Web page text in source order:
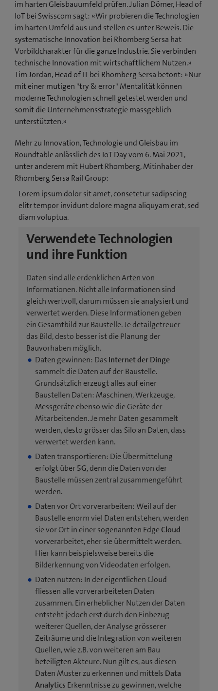
im harten Gleisbauumfeld prüfen. Julian Dömer, Head of
IoT bei Swisscom sagt: «Wir probieren die Technologien
im harten Umfeld aus und stellen es unter Beweis. Die
systematische Innovation bei Rhomberg Sersa hat
Vorbildcharakter für die ganze Industrie. Sie verbinden
technische Innovation mit wirtschaftlichem Nutzen.»
Tim Jordan, Head of IT bei Rhomberg Sersa betont: «Nur
mit einer mutigen "try & error" Mentalität können
moderne Technologien schnell getestet werden und
somit die Unternehmensstrategie massgeblich
unterstützten.»
Mehr zu Innovation, Technologie und Gleisbau im
Roundtable anlässlich des IoT Day vom 6. Mai 2021,
unter anderem mit Hubert Rhomberg, Mitinhaber der
Rhomberg Sersa Rail Group:
Lorem ipsum dolor sit amet, consetetur sadipscing
elitr tempor invidunt dolore magna aliquyam erat, sed
diam voluptua.
Verwendete Technologien
und ihre Funktion
Daten sind alle erdenklichen Arten von
Informationen. Nicht alle Informationen sind
gleich wertvoll, darum müssen sie analysiert und
verwertet werden. Diese Informationen geben
ein Gesamtbild zur Baustelle. Je detailgetreuer
das Bild, desto besser ist die Planung der
Bauvorhaben möglich.
Daten gewinnen: Das Internet der Dinge
sammelt die Daten auf der Baustelle.
Grundsätzlich erzeugt alles auf einer
Baustellen Daten: Maschinen, Werkzeuge,
Messgeräte ebenso wie die Geräte der
Mitarbeitenden. Je mehr Daten gesammelt
werden, desto grösser das Silo an Daten, dass
verwertet werden kann.
Daten transportieren: Die Übermittelung
erfolgt über5G, denn die Daten von der
Baustelle müssen zentral zusammengeführt
werden.
Daten vor Ort vorverarbeiten: Weil auf der
Baustelle enorm viel Daten entstehen, werden
sie vor Ort in einer sogenannten EdgeCloud
vorverarbeitet, eher sie übermittelt werden.
Hier kann beispielsweise bereits die
Bilderkennung von Videodaten erfolgen.
Daten nutzen: In der eigentlichen Cloud
fliessen alle vorverarbeiteten Daten
zusammen. Ein erheblicher Nutzen der Daten
entsteht jedoch erst durch den Einbezug
weiterer Quellen, der Analyse grösserer
Zeiträume und die Integration von weiteren
Quellen, wie z.B. von weiteren am Bau
beteiligten Akteure. Nun gilt es, aus diesen
Daten Muster zu erkennen und mittels Data
Analytics Erkenntnisse zu gewinnen, welche